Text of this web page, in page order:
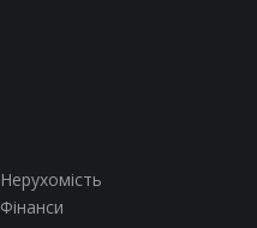
Нерухомість
Фінанси